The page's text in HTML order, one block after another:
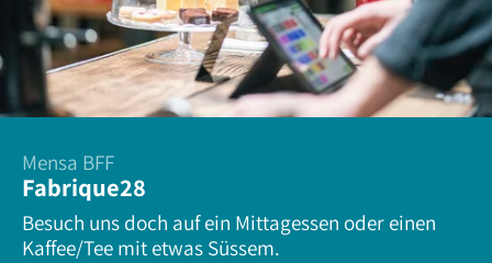
Mensa BFF
Fabrique28
Besuch uns doch auf ein Mittagessen oder einen
Kaffee/Tee mit etwas Süssem.